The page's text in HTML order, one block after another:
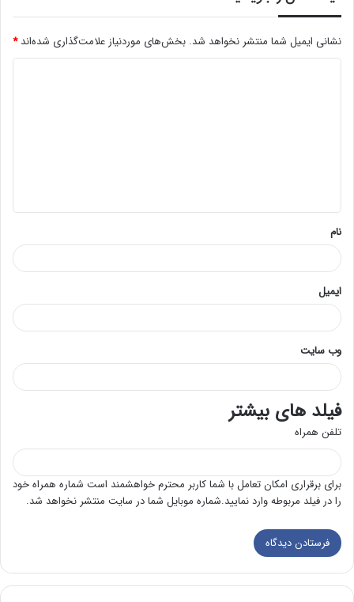
نشانی ایمیل شما منتشر نخواهد شد. بخش‌های موردنیاز علامت‌گذاری شده‌اند*
*
نام
ایمیل
وب‌ سایت
فیلد های بیشتر
تلفن همراه
برای برقراری امکان تعامل با شما کاربر محترم خواهشمند است شماره همراه خود
را در فیلد مربوطه وارد نمایید.شماره موبایل شما در سایت منتشر نخواهد شد.